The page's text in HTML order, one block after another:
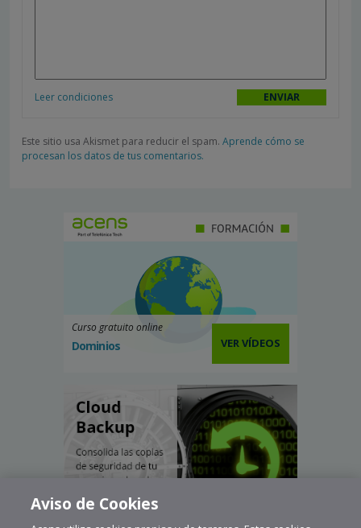
Leer condiciones
Este sitio usa Akismet para reducir el spam. Aprende cómo se
procesan los datos de tus comentarios.
Curso gratuito online
Dominios VER VÍDEOS
Aviso de Cookies